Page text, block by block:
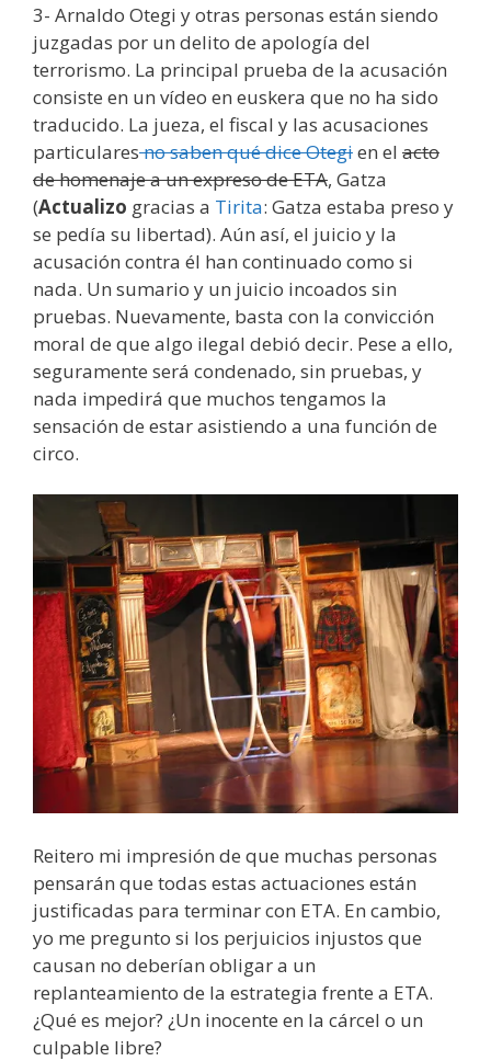
3- Arnaldo Otegi y otras personas están siendo
juzgadas por un delito de apología del
terrorismo. La principal prueba de la acusación
consiste en un vídeo en euskera que no ha sido
traducido. La jueza, el fiscal y las acusaciones
particularesno saben qué dice Otegien el acto
de homenaje a un expreso de ETA, Gatza
(Actualizo gracias a Tirita: Gatza estaba preso y
se pedía su libertad). Aún así, el juicio y la
acusación contra él han continuado como si
nada. Un sumario y un juicio incoados sin
pruebas. Nuevamente, basta con la convicción
moral de que algo ilegal debió decir. Pese a ello,
seguramente será condenado, sin pruebas, y
nada impedirá que muchos tengamos la
sensación de estar asistiendo a una función de
circo.
Reitero mi impresión de que muchas personas
pensarán que todas estas actuaciones están
justificadas para terminar con ETA. En cambio,
yo me pregunto si los perjuicios injustos que
causan no deberían obligar a un
replanteamiento de la estrategia frente a ETA.
¿Qué es mejor? ¿Un inocente en la cárcel o un
culpable libre?